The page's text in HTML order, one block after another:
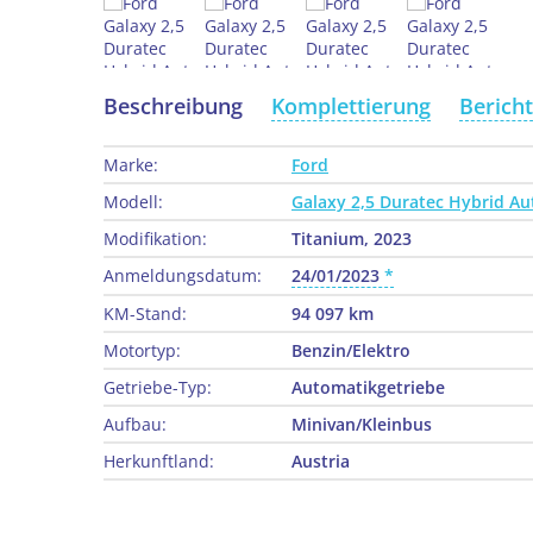
Beschreibung Komplettierung
Marke:
Ford
Modell:
Galaxy 2,5 Duratec Hybrid
Modifikation:
Titanium, 2023
Anmeldungsdatum:
24/01/2023
KM-Stand:
94 097 km
Motortyp:
Benzin/Elektro
Getriebe-Typ:
Automatikgetriebe
Aufbau:
Minivan/Kleinbus
Herkunftland:
Austria